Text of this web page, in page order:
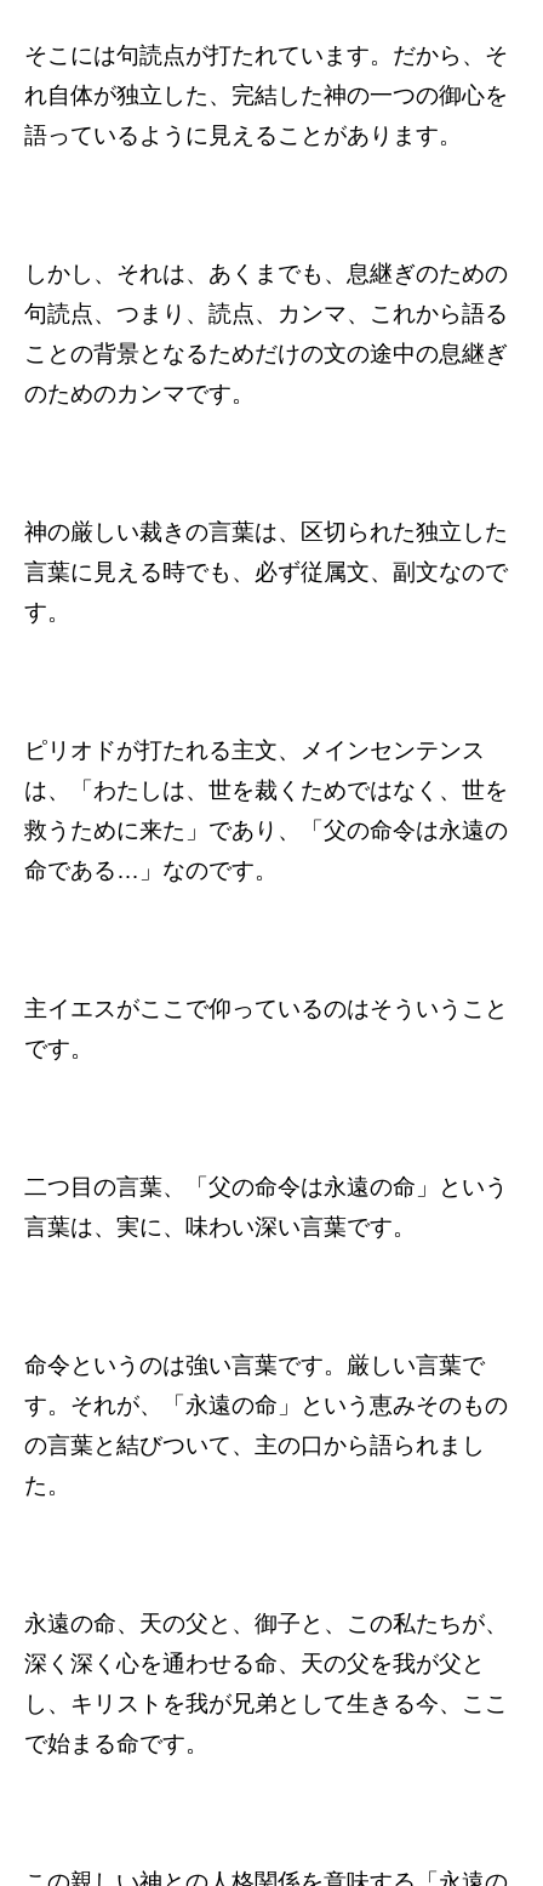
そこには句読点が打たれています。だから、そ
れ自体が独立した、完結した神の一つの御心を
語っているように見えることがあります。
しかし、それは、あくまでも、息継ぎのための
句読点、つまり、読点、カンマ、これから語る
ことの背景となるためだけの文の途中の息継ぎ
のためのカンマです。
神の厳しい裁きの言葉は、区切られた独立した
言葉に見える時でも、必ず従属文、副文なので
す。
ピリオドが打たれる主文、メインセンテンス
は、「わたしは、世を裁くためではなく、世を
救うために来た」であり、「父の命令は永遠の
命である…」なのです。
主イエスがここで仰っているのはそういうこと
です。
二つ目の言葉、「父の命令は永遠の命」という
言葉は、実に、味わい深い言葉です。
命令というのは強い言葉です。厳しい言葉で
す。それが、「永遠の命」という恵みそのもの
の言葉と結びついて、主の口から語られまし
た。
永遠の命、天の父と、御子と、この私たちが、
深く深く心を通わせる命、天の父を我が父と
し、キリストを我が兄弟として生きる今、ここ
で始まる命です。